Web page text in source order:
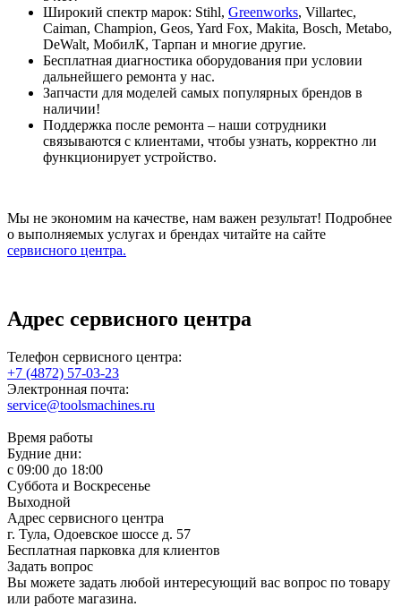
Широкий спектр марок: Stihl, Greenworks, Villartec,
Caiman, Champion, Geos, Yard Fox, Makita, Bosch, Metabo,
DeWalt, МобилК, Тарпан и многие другие.
Бесплатная диагностика оборудования при условии
дальнейшего ремонта у нас.
Запчасти для моделей самых популярных брендов в
наличии!
Поддержка после ремонта – наши сотрудники
связываются с клиентами, чтобы узнать, корректно ли
функционирует устройство.
Мы не экономим на качестве, нам важен результат! Подробнее
о выполняемых услугах и брендах читайте на сайте
сервисного центра.
Адрес сервисного центра
Телефон сервисного центра:
+7 (4872) 57-03-23
Электронная почта:
service@toolsmachines.ru
Время работы
Будние дни:
c 09:00 до 18:00
Суббота и Воскресенье
Выходной
Адрес сервисного центра
г. Тула, Одоевское шоссе д. 57
Бесплатная парковка для клиентов
Задать вопрос
Вы можете задать любой интересующий вас вопрос по товару
или работе магазина.